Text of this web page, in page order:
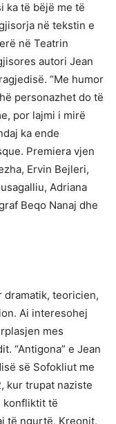
ka të bëjë me të
në tekstin e
në Teatrin
autori Jean
“Me humor
personazhet do të
por lajmi i mirë
ka ende
Premiera vjen
Ervin Bejleri,
Adriana
Beqo Nanaj dhe
dramatik, teoricien,
Ai interesohej
mes
“Antigona” e Jean
së Sofokliut me
kur trupat naziste
konfliktit të
të ngurtë, Kreonit,